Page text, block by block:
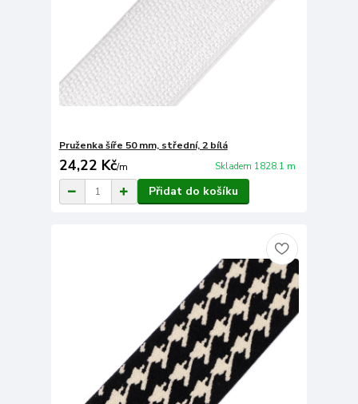
Pruženka šíře 50 mm, střední, 2 bílá
24,22 Kč/m Skladem 1828.1 m
Přidat do košíku